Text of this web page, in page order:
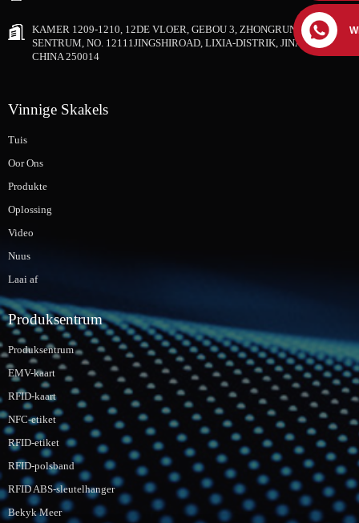
KAMER 1209-1210, 12DE VLOER, GEBOU 3, ZHONGRUNG SHIJI-
SENTRUM, NO. 12111JINGSHIROAD, LIXIA-DISTRIK, JINAN-STAD,
CHINA 250014
Vinnige Skakels
Tuis
Oor Ons
Produkte
Oplossing
Video
Nuus
Laai af
Produksentrum
Produksentrum
EMV-kaart
RFID-kaart
NFC-etiket
RFID-etiket
RFID-polsband
RFID ABS-sleutelhanger
Bekyk Meer